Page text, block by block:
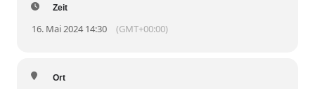
Zeit
16. Mai 2024 14:30 (GMT+00:00)
Ort